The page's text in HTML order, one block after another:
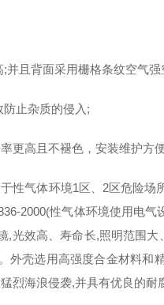
且背面采用栅格条纹空气
止杂质的侵入;
更高且不褪色，安装维护方便
性气体环境1区、2区危险场
2000(性气体环境使用电
,光效高、寿命长,照明范围
外壳选用高强度合金材料和
烈海浪侵袭,并具有优良的耐